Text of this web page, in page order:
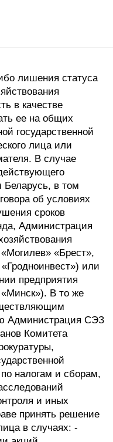
лишения статуса
в качестве
ее на общих
государственной
лица или
В случае
Беларусь, в том
об условиях
сроков
Администрация
«Брест»,
или
предприятия
В то же
Администрация СЭЗ
Комитета
налогам и сборам,
и иных
принять решение
в случаях: -